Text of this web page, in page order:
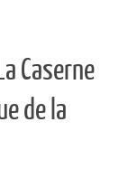
Caserne
de la